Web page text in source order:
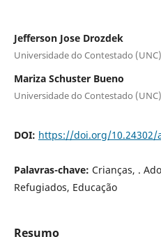
Jefferson Jose Drozdek
Universidade do Contestado (UNC)
Mariza Schuster Bueno
Universidade do Contestado (UNC)
DOI: https://doi.org/10.24302/
Palavras-chave: Crianças, .
Refugiados, Educação
Resumo